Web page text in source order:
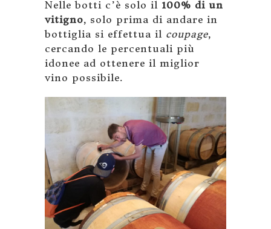
Nelle botti c’è solo il 100% di un
vitigno, solo prima di andare in
bottiglia si effettua il coupage,
cercando le percentuali più
idonee ad ottenere il miglior
vino possibile.